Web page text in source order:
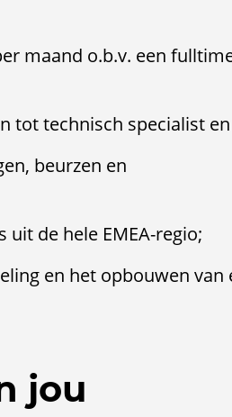
maand o.b.v. een
tot technisch specialist
beurzen en
de hele EMEA-regio;
en het opbouwen van
jou